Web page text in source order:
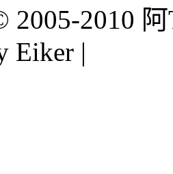
2005-2010
Eiker |